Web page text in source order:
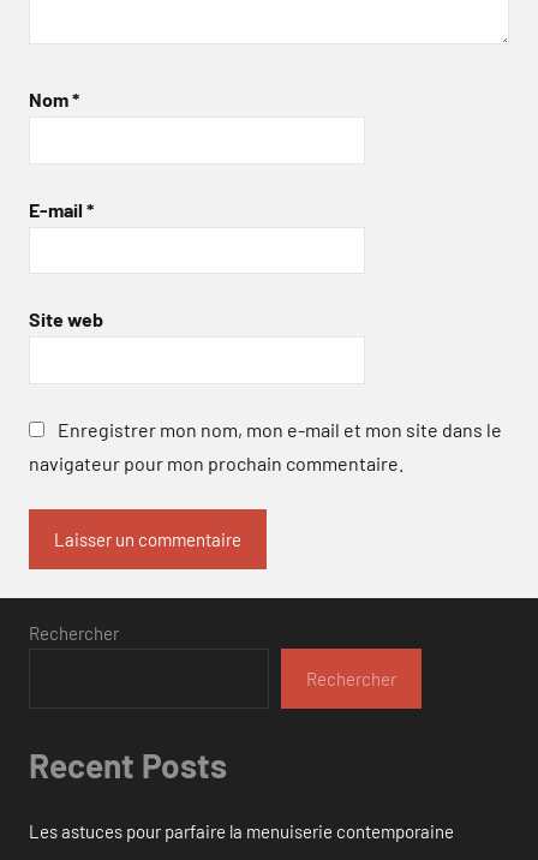
Nom*
E-mail *
Site web
Enregistrer mon nom, mon e-mail et mon site dans le
navigateur pour mon prochain commentaire.
Rechercher
Rechercher
Recent Posts
Les astuces pour parfaire la menuiserie contemporaine